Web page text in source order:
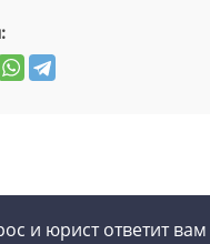
и юрист ответит